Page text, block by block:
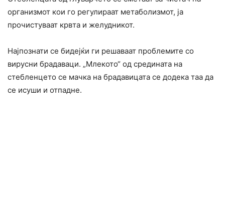
организмот кои го регулираат метаболизмот, ја
прочистуваат крвта и желудникот.
Најпознати се бидејќи ги решаваат проблемите со
вирусни брадаваци. „Млекото“ од средината на
стебленцето се мачка на брадавицата се додека таа да
се исуши и отпадне.